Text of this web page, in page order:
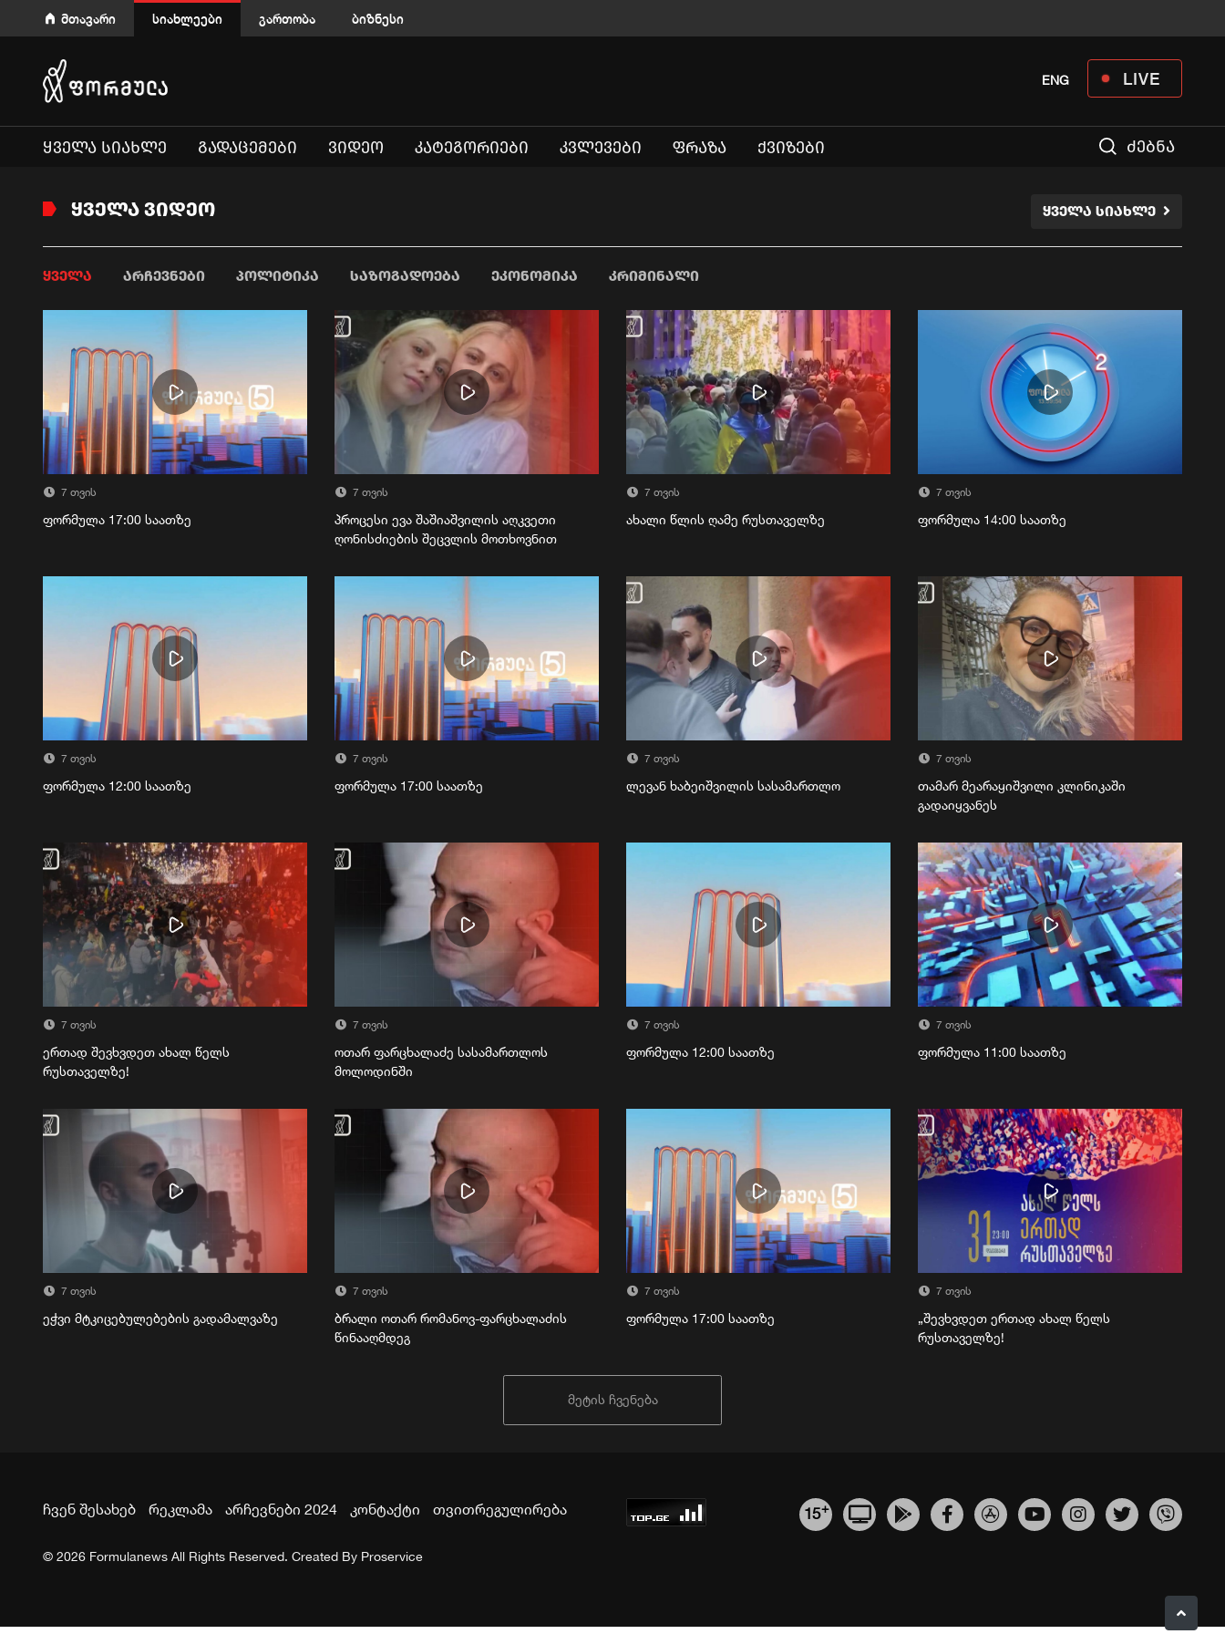
მთავარი სიახლეები გართობა ბიზნესი
LIVE
ENG
ᲧᲕᲔᲚᲐ ᲡᲘᲐᲮᲚᲔ ᲒᲐᲓᲐᲪᲔᲛᲔᲑᲘ ᲕᲘᲓᲔᲝ ᲙᲐᲢᲔᲒᲝᲠᲘᲔᲑᲘ ᲙᲕᲚᲔᲕᲔᲑᲘ ᲤᲠᲐᲖᲐ ᲥᲕᲘᲖᲔᲑᲘ ძებნა
ᲧᲕᲔᲚᲐ ᲕᲘᲓᲔᲝ ᲧᲕᲔᲚᲐ ᲡᲘᲐᲮᲚᲔ
ᲧᲕᲔᲚᲐ ᲐᲠᲩᲔᲕᲜᲔᲑᲘ ᲞᲝᲚᲘᲢᲘᲙᲐ ᲡᲐᲖᲝᲒᲐᲓᲝᲔᲑᲐ ᲔᲙᲝᲜᲝᲛᲘᲙᲐ ᲙᲠᲘᲛᲘᲜᲐᲚᲘ
7 თვის
ფორმულა 17:00 საათზე
7 თვის
პროცესი ევა შაშიაშვილის აღკვეთი
ღონისძიების შეცვლის მოთხოვნით
7 თვის
ახალი წლის ღამე რუსთაველზე
7 თვის
ფორმულა 14:00 საათზე
7 თვის
ფორმულა 12:00 საათზე
7 თვის
ფორმულა 17:00 საათზე
7 თვის
ლევან ხაბეიშვილის სასამართლო
7 თვის
თამარ მეარაყიშვილი კლინიკაში
გადაიყვანეს
7 თვის
ერთად შევხვდეთ ახალ წელს
რუსთაველზე!
7 თვის
ოთარ ფარცხალაძე სასამართლოს
მოლოდინში
7 თვის
ფორმულა 12:00 საათზე
7 თვის
ფორმულა 11:00 საათზე
7 თვის
ეჭვი მტკიცებულებების გადამალვაზე
7 თვის
ბრალი ოთარ რომანოვ-ფარცხალაძის
წინააღმდეგ
7 თვის
ფორმულა 17:00 საათზე
7 თვის
„შევხვდეთ ერთად ახალ წელს
რუსთაველზე!
მეტის ჩვენება
ჩვენ შესახებ რეკლამა არჩევნები 2024 კონტაქტი თვითრეგულირება 15+
© 2026 Formulanews All Rights Reserved. Created By Proservice